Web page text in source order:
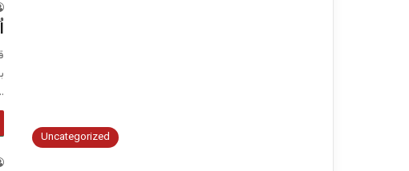
Uncategorized